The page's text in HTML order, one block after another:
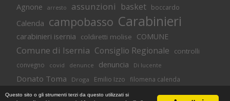
Agnone arresto assunzioni basket boccardo
Calenda campobasso Carabinieri
carabinieri isernia coldiretti molise COMUNE
Comune di Isernia Consiglio Regionale controlli
convegno covid denunce denuncia Di lucente
Donato Toma Droga Emilio Izzo filomena calenda
Isernia lavoro M5S magnolia molise
Questo sito o gli strumenti terzi da questo utilizzati si